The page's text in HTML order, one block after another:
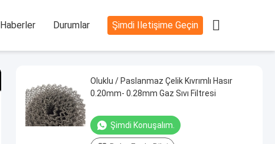
Haberler Durumlar Şimdi Iletişime Geçin 
Oluklu / Paslanmaz Çelik Kıvrımlı Hasır
0.20mm- 0.28mm Gaz Sıvı Filtresi
Şimdi Konuşalım.